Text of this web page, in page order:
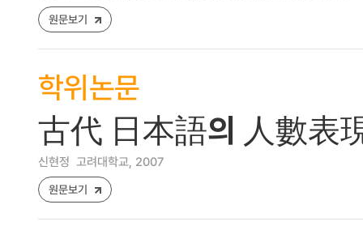
원문보기
학위논문
古代 日本語의 人數表
신현정 고려대학교, 2007
원문보기